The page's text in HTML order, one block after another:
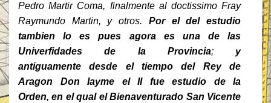
Pedro Martir Coma, finalmente al doctissimo Fray
Raymundo Martin, y otros. Por el del estudio
tambien lo es pues agora es una de las
Univerfidades de la Provincia; y
antiguamente desde el tiempo del Rey de
Aragon Don Iayme el II fue estudio de la
Orden, en el qual el Bienaventurado San Vicente